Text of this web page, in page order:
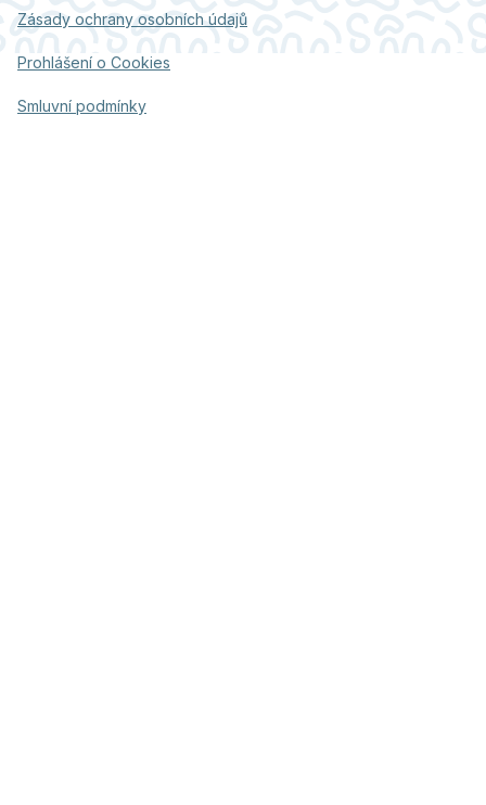
Zásady ochrany osobních údajů
Prohlášení o Cookies
Smluvní podmínky